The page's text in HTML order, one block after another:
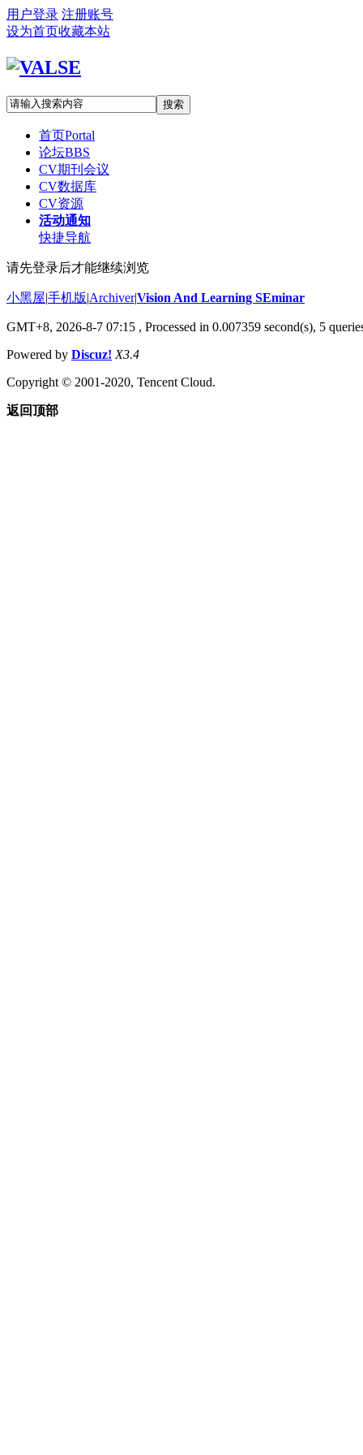
用户登录 注册账号
设为首页收藏本站
搜索
首页Portal
论坛BBS
CV期刊会议
CV数据库
CV资源
活动通知
快捷导航
请先登录后才能继续浏览
小黑屋|手机版|Archiver|Vision And Learning SEminar
GMT+8, 2026-8-7 07:15 , Processed in 0.007359 second(s), 5
Powered by Discuz! X3.4
Copyright © 2001-2020, Tencent Cloud.
返回顶部